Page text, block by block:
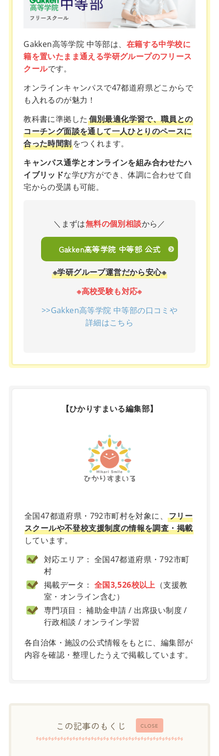
Gakken高等学院 中等部は、 在籍する中学校に
籍を置いたまま通える学研グループのフリース
クールです。
オンラインキャンパスで47都道府県どこからで
も入れるのが魅力！
教科書に準拠した 個別最適化学習で、職員との
コーチング面談を通して一人ひとりのペースに
合った時間割をつくれます。
キャンパス通学とオンラインを組み合わせたハ
イブリッドな学び方ができ、体調に合わせて自
宅からの受講も可能。
＼まずは無料の個別相談から／
Gakken高等学院 中等部 公式
※学研グループ運営だから安心※
※高校受験も対応※
>>Gakken高等学院 中等部の口コミや
詳細はこちら
【ひかりすまいる編集部】
全国47都道府県・792市町村を対象に、 フリー
スクールや不登校支援制度の情報を調査・掲載
しています。
対応エリア： 全国47都道府県・792市町
村
掲載データ： 全国3,526校以上 （支援教
室・オンライン含む）
専門項目： 補助金申請 / 出席扱い制度 /
行政相談 / オンライン学習
各自治体・施設の公式情報をもとに、編集部が
内容を確認・整理したうえで掲載しています。
CLOSE
この記事のもくじ